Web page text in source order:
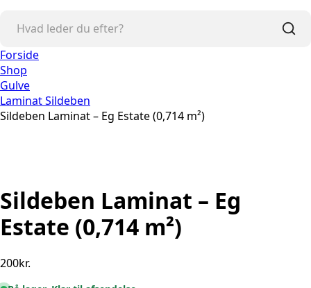
Forside
Shop
Gulve
Laminat Sildeben
Sildeben Laminat – Eg Estate (0,714 m²)
Sildeben Laminat – Eg
Estate (0,714 m²)
200kr.